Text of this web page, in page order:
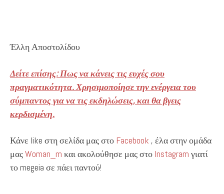
Έλλη Αποστολίδου
Δείτε επίσης: Πως να κάνεις τις ευχές σου
πραγματικότητα. Χρησιμοποίησε την ενέργεια του
σύμπαντος για να τις εκδηλώσεις, και θα βγεις
κερδισμένη.
Κάνε like στη σελίδα μας στο Facebook , έλα στην ομάδα
μαςWoman_m και ακολούθησε μας στο Instagram γιατί
το megeia σε πάει παντού!